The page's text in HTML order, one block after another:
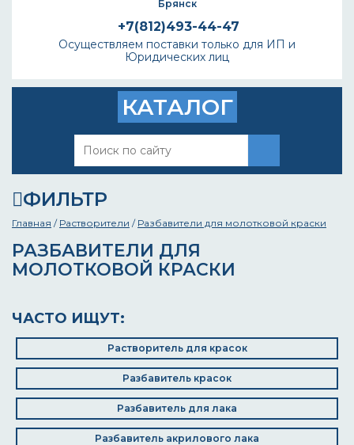
Брянск
+7(812)493-44-47
Осуществляем поставки только для ИП и
Юридических лиц
КАТАЛОГ
ФИЛЬТР
Главная / Растворители / Разбавители для молотковой краски
РАЗБАВИТЕЛИ ДЛЯ
МОЛОТКОВОЙ КРАСКИ
ЧАСТО ИЩУТ:
Растворитель для красок
Разбавитель красок
Разбавитель для лака
Разбавитель акрилового лака